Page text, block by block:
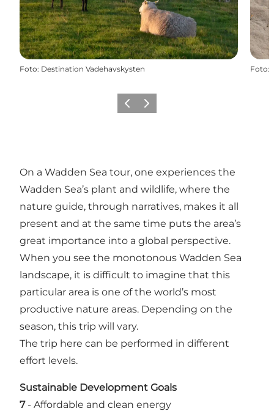
Foto: Destination Vadehavskysten Foto:
Föregående
Nästa
On a Wadden Sea tour, one experiences the
Wadden Sea’s plant and wildlife, where the
nature guide, through narratives, makes it all
present and at the same time puts the area’s
great importance into a global perspective.
When you see the monotonous Wadden Sea
landscape, it is difficult to imagine that this
particular area is one of the world’s most
productive nature areas. Depending on the
season, this trip will vary.
The trip here can be performed in different
effort levels.
Sustainable Development Goals
7- Affordable and clean energy